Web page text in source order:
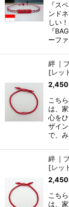
『ス
ンド
しい
『
ーフ
絆 ｜
[レッ
2,450
こち
は、
心を
ザイ
で、
絆 ｜
[レッ
2,450
こち
は、